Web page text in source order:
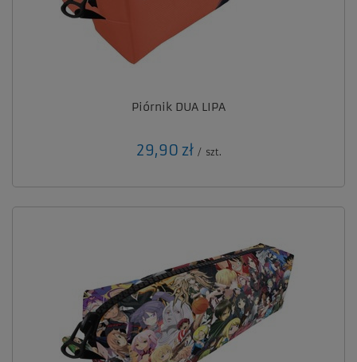
Piórnik DUA LIPA
29,90 zł / szt.